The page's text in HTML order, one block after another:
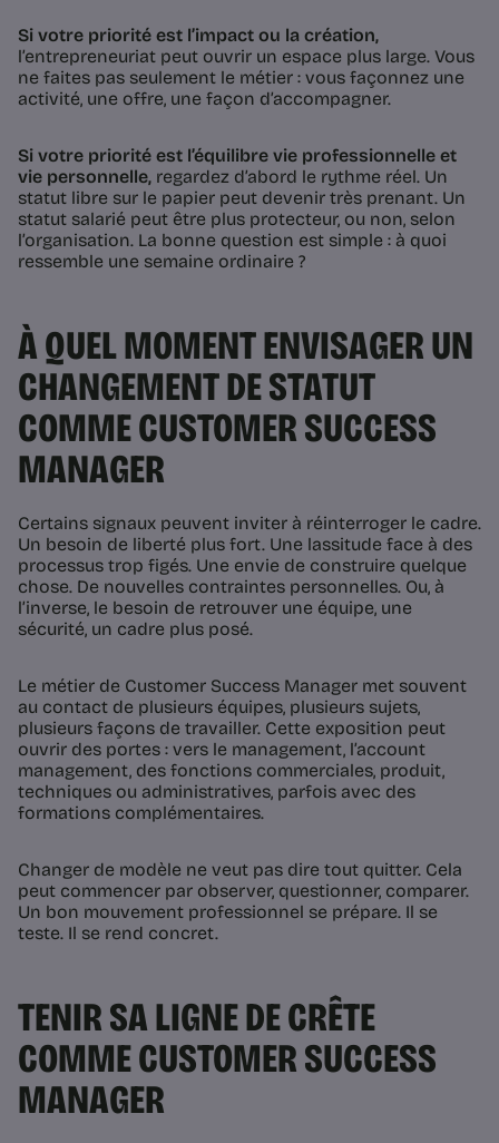
Si votre priorité est l’impact ou la création,
l’entrepreneuriat peut ouvrir un espace plus large. Vous
ne faites pas seulement le métier : vous façonnez une
activité, une offre, une façon d’accompagner.
Si votre priorité est l’équilibre vie professionnelle et
vie personnelle, regardez d’abord le rythme réel. Un
statut libre sur le papier peut devenir très prenant. Un
statut salarié peut être plus protecteur, ou non, selon
l’organisation. La bonne question est simple : à quoi
ressemble une semaine ordinaire ?
À QUEL MOMENT ENVISAGER UN
CHANGEMENT DE STATUT
COMME CUSTOMER SUCCESS
MANAGER
Certains signaux peuvent inviter à réinterroger le cadre.
Un besoin de liberté plus fort. Une lassitude face à des
processus trop figés. Une envie de construire quelque
chose. De nouvelles contraintes personnelles. Ou, à
l’inverse, le besoin de retrouver une équipe, une
sécurité, un cadre plus posé.
Le métier de Customer Success Manager met souvent
au contact de plusieurs équipes, plusieurs sujets,
plusieurs façons de travailler. Cette exposition peut
ouvrir des portes : vers le management, l’account
management, des fonctions commerciales, produit,
techniques ou administratives, parfois avec des
formations complémentaires.
Changer de modèle ne veut pas dire tout quitter. Cela
peut commencer par observer, questionner, comparer.
Un bon mouvement professionnel se prépare. Il se
teste. Il se rend concret.
TENIR SA LIGNE DE CRÊTE
COMME CUSTOMER SUCCESS
MANAGER